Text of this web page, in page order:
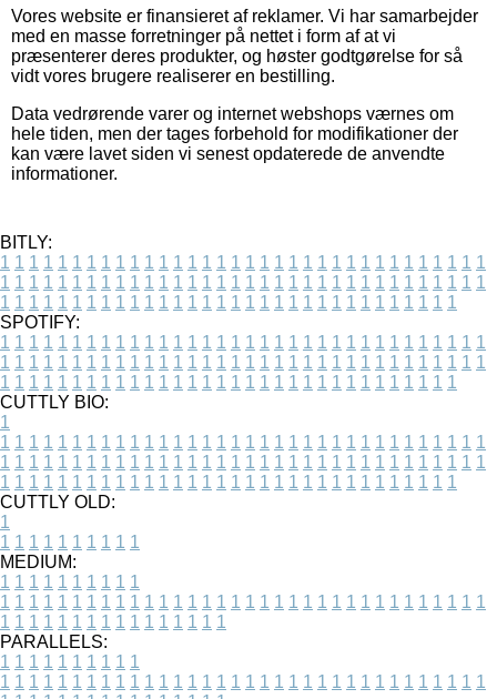
Vores website er finansieret af reklamer. Vi har samarbejder
med en masse forretninger på nettet i form af at vi
præsenterer deres produkter, og høster godtgørelse for så
vidt vores brugere realiserer en bestilling.
Data vedrørende varer og internet webshops værnes om
hele tiden, men der tages forbehold for modifikationer der
kan være lavet siden vi senest opdaterede de anvendte
informationer.
BITLY:
1 1 1 1 1 1 1 1 1 1 1 1 1 1 1 1 1 1 1 1 1 1 1 1 1 1 1 1 1 1 1 1 1 1
1 1 1 1 1 1 1 1 1 1 1 1 1 1 1 1 1 1 1 1 1 1 1 1 1 1 1 1 1 1 1 1 1 1
1 1 1 1 1 1 1 1 1 1 1 1 1 1 1 1 1 1 1 1 1 1 1 1 1 1 1 1 1 1 1 1
SPOTIFY:
1 1 1 1 1 1 1 1 1 1 1 1 1 1 1 1 1 1 1 1 1 1 1 1 1 1 1 1 1 1 1 1 1 1
1 1 1 1 1 1 1 1 1 1 1 1 1 1 1 1 1 1 1 1 1 1 1 1 1 1 1 1 1 1 1 1 1 1
1 1 1 1 1 1 1 1 1 1 1 1 1 1 1 1 1 1 1 1 1 1 1 1 1 1 1 1 1 1 1 1
CUTTLY BIO:
1
1 1 1 1 1 1 1 1 1 1 1 1 1 1 1 1 1 1 1 1 1 1 1 1 1 1 1 1 1 1 1 1 1 1
1 1 1 1 1 1 1 1 1 1 1 1 1 1 1 1 1 1 1 1 1 1 1 1 1 1 1 1 1 1 1 1 1 1
1 1 1 1 1 1 1 1 1 1 1 1 1 1 1 1 1 1 1 1 1 1 1 1 1 1 1 1 1 1 1 1
CUTTLY OLD:
1
1 1 1 1 1 1 1 1 1 1
MEDIUM:
1 1 1 1 1 1 1 1 1 1
1 1 1 1 1 1 1 1 1 1 1 1 1 1 1 1 1 1 1 1 1 1 1 1 1 1 1 1 1 1 1 1 1 1
1 1 1 1 1 1 1 1 1 1 1 1 1 1 1 1
PARALLELS:
1 1 1 1 1 1 1 1 1 1
1 1 1 1 1 1 1 1 1 1 1 1 1 1 1 1 1 1 1 1 1 1 1 1 1 1 1 1 1 1 1 1 1 1